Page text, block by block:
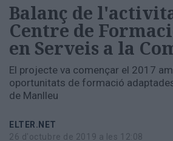
Societat
Política
Municipal
Economia
i
empresa
Cultura
Ràdio
Balanç de
Centre de
en Serveis a la
El projecte va començar el 2017
oportunitats de formació
de Manlleu
ELTER.NET
26 d'octubre de 2019 a les 12:08